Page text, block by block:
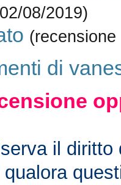
08/2019)
di
il diritto